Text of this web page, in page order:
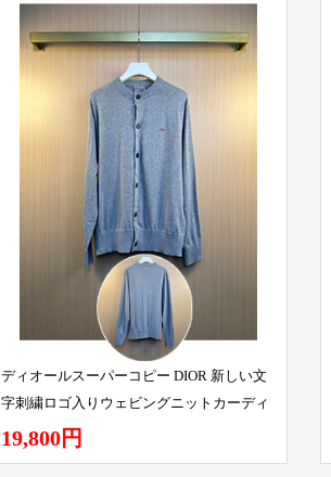
ディオールスーパーコピー DIOR 新しい文
字刺繍ロゴ入りウェビングニットカーディ
ガン
19,800円